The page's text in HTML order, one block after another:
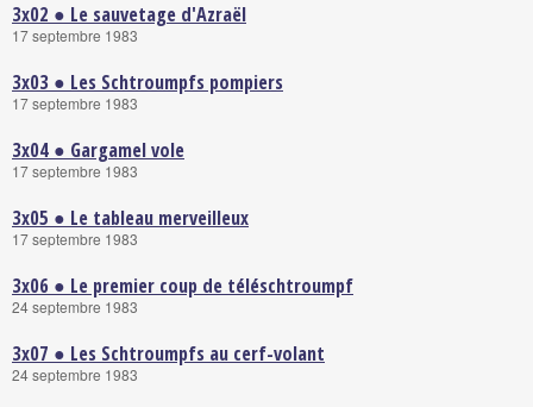
3x02 ● Le sauvetage d'Azraël
17 septembre 1983
3x03 ● Les Schtroumpfs pompiers
17 septembre 1983
3x04 ● Gargamel vole
17 septembre 1983
3x05 ● Le tableau merveilleux
17 septembre 1983
3x06 ● Le premier coup de téléschtroumpf
24 septembre 1983
3x07 ● Les Schtroumpfs au cerf-volant
24 septembre 1983